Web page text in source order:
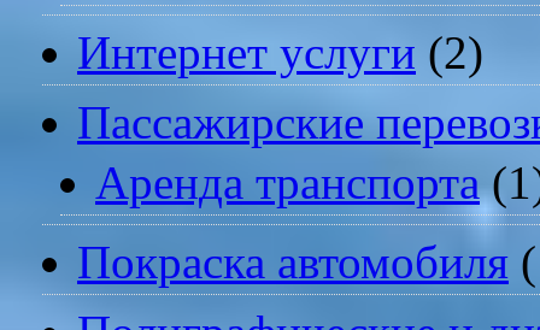
Интернет услуги (2)
Пассажирские
Аренда транспорта
Покраска автомобиля